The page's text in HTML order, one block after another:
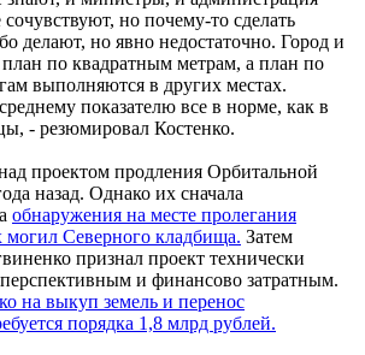
но почему-то сделать
делают, но явно недостаточно. Город и
по квадратным метрам, а план по
выполняются в других местах.
показателю все в норме, как в
- резюмировал Костенко.
проектом продления Орбитальной
назад. Однако их сначала
обнаружения на месте пролегания
могил Северного кладбища. Затем
признал проект технически
и финансово затратным.
на выкуп земель и перенос
порядка 1,8 млрд рублей.